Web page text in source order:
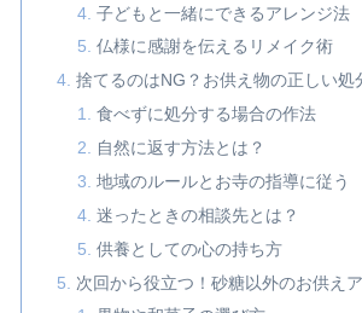
子どもと一緒にできるアレンジ法
仏様に感謝を伝えるリメイク術
捨てるのはNG？お供え物の正しい処
食べずに処分する場合の作法
自然に返す方法とは？
地域のルールとお寺の指導に従う
迷ったときの相談先とは？
供養としての心の持ち方
次回から役立つ！砂糖以外のお供え